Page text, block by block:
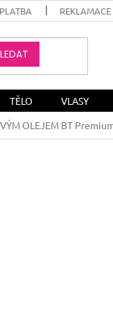
REKLAMACE
TĚLO VLASY
OLEJEM BT